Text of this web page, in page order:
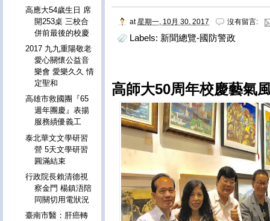
at星期一, 10月 30, 2017 沒有留言:
Labels: 新聞總覽-國防警政
高師大50周年校慶藝氣
高應大54歲生日 席
開253桌 三校合
併前最後的校慶
2017 九九重陽敬老
愛心關懷公益音
樂會 愛樂久久 情
定聖和
高雄市救國團『65
週年團慶』表揚
服務績優義工
泰北華文文學研習
營 5天文學研習
圓滿結束
行政院長賴清德視
察金門 楊鎮浯陪
同關切用電狀況
臺南市醫：肝癌轉